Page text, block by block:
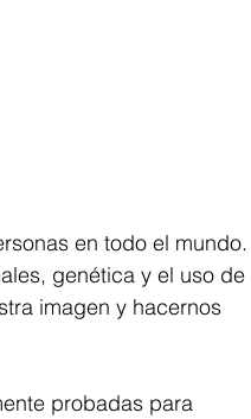
en todo el mundo.
genética y el uso de
imagen y hacernos
probadas para